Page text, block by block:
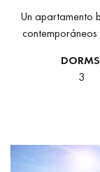
Un apartamento
ofrece una
3